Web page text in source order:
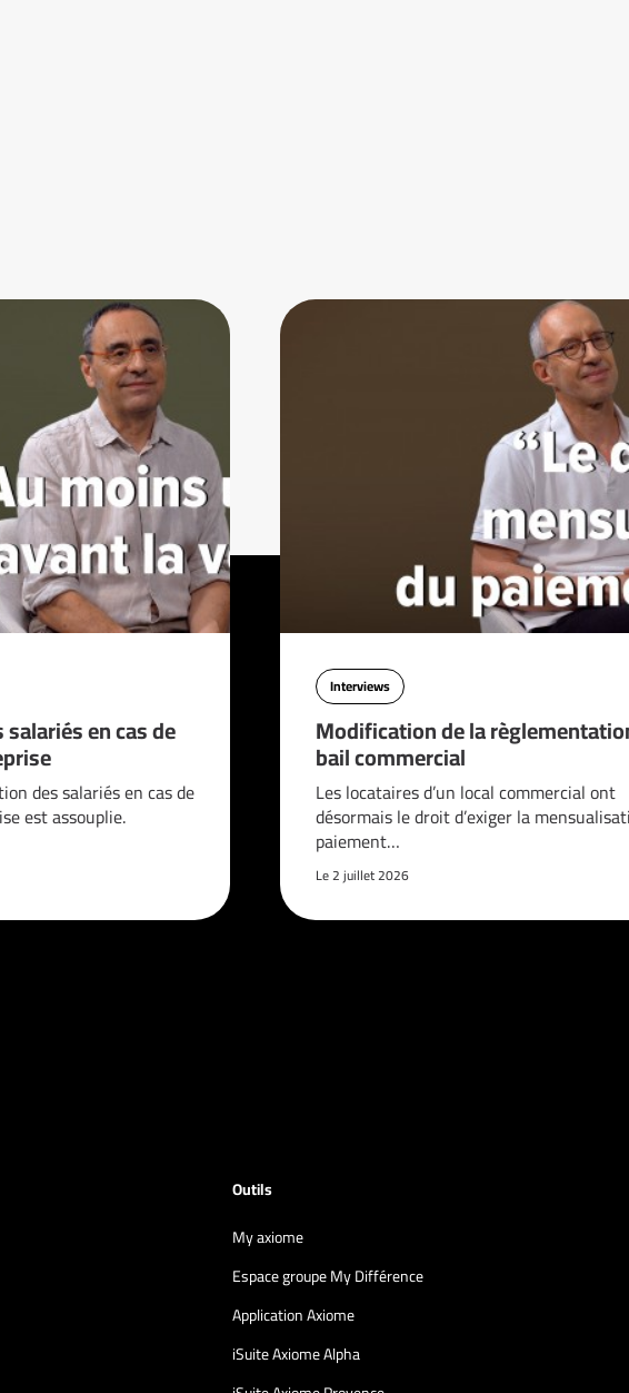
en cas de
des salariés en cas de
est assouplie.
Interviews
Modification de la
bail commercial
Les locataires d’un local commercial ont
désormais le droit d’exiger la
paiement…
Le 2 juillet 2026
Outils
My axiome
Espace groupe My Différence
Application Axiome
iSuite Axiome Alpha